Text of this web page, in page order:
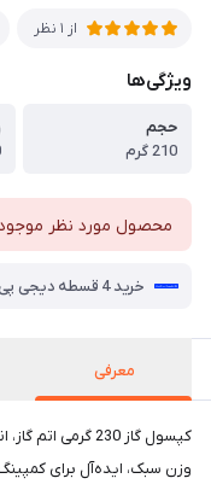
از 1 نظر
ویژگی‌ها
حجم
210 گرم
محصول مورد نظر
خرید 4 قسطه دیجی پی
معرفی
کپسول گاز 230
وزن سبک، ایده‌آل برای